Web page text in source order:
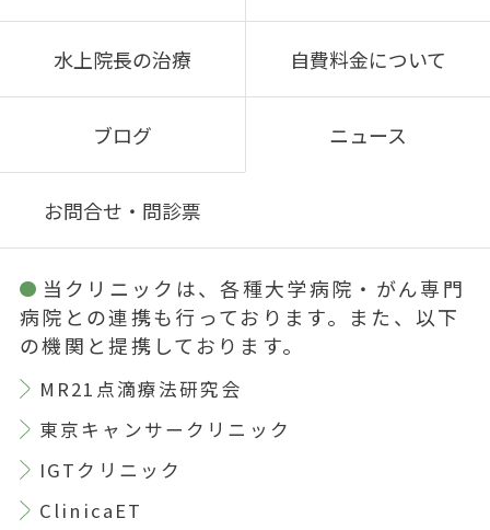
水上院長の治療 自費料金について
ブログ ニュース
お問合せ・問診票
当クリニックは、各種大学病院・がん専門
病院との連携も行っております。また、以下
の機関と提携しております。
MR21点滴療法研究会
東京キャンサークリニック
IGTクリニック
ClinicaET